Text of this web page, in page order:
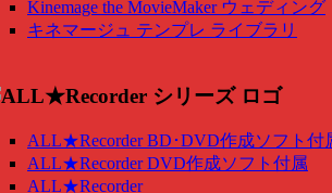
Kinemage the MovieMaker ウェディング
キネマージュ テンプレ ライブラリ
ALL★Recorder BD･DVD作成ソフト付
ALL★Recorder DVD作成ソフト付属
ALL★Recorder